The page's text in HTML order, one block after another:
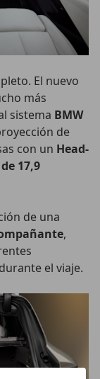
El nuevo
más
sistema BMW
de
con un Head-
17,9
de una
,
el viaje.